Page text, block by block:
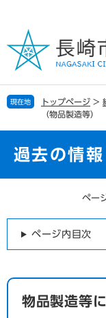
の
で
す
ー
ば
し
現在地 トップページ >
（物品製造等）
過去の情報
ペー
ページ内目次
物品製造等